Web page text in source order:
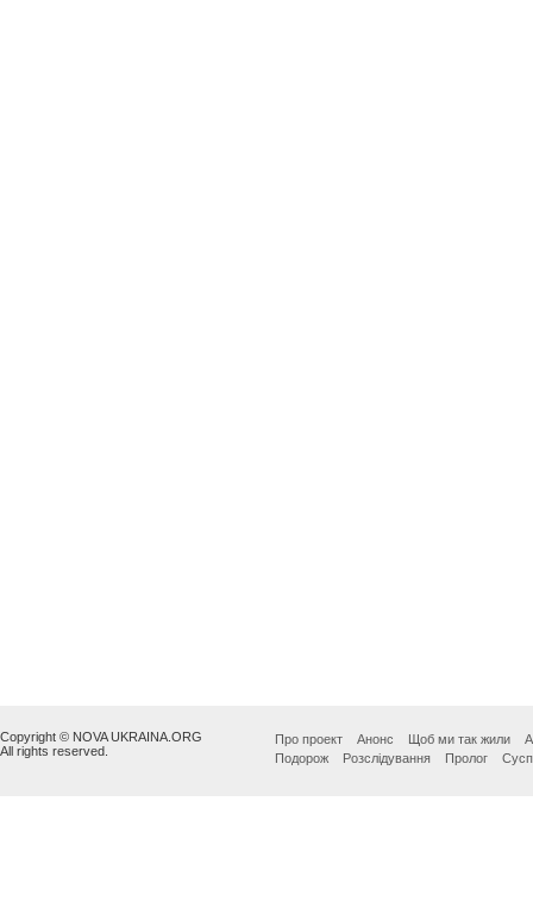
Copyright © NOVA UKRAINA.ORG
All rights reserved.
Про проект Анонс Щоб ми так жили
Подорож
Розслідування Пролог